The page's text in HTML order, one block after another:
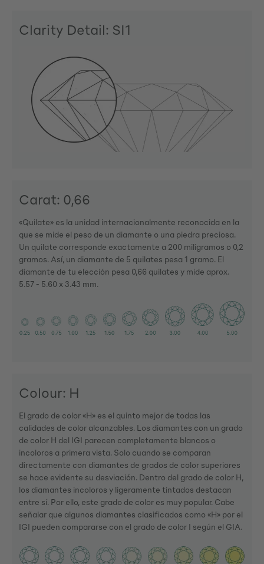
Clarity Detail: SI1
Carat: 0,66
«Quilate» es la unidad internacionalmente reconocida en la
que se mide el peso de un diamante o una piedra preciosa.
Un quilate corresponde exactamente a 200 miligramos o 0,2
gramos. Así, un diamante de 5 quilates pesa 1 gramo. El
diamante de tu elección pesa 0,66 quilates y mide aprox.
5.57 - 5.60 x 3.43 mm.
Colour: H
El grado de color «H» es el quinto mejor de todas las
calidades de color alcanzables. Los diamantes con un grado
de color H del IGI parecen completamente blancos o
incoloros a primera vista. Solo cuando se comparan
directamente con diamantes de grados de color superiores
se hace evidente su desviación. Dentro del grado de color H,
los diamantes incoloros y ligeramente tintados destacan
entre sí. Por ello, este grado de color es muy popular. Cabe
señalar que algunos diamantes clasificados como «H» por el
IGI pueden compararse con el grado de color I según el GIA.